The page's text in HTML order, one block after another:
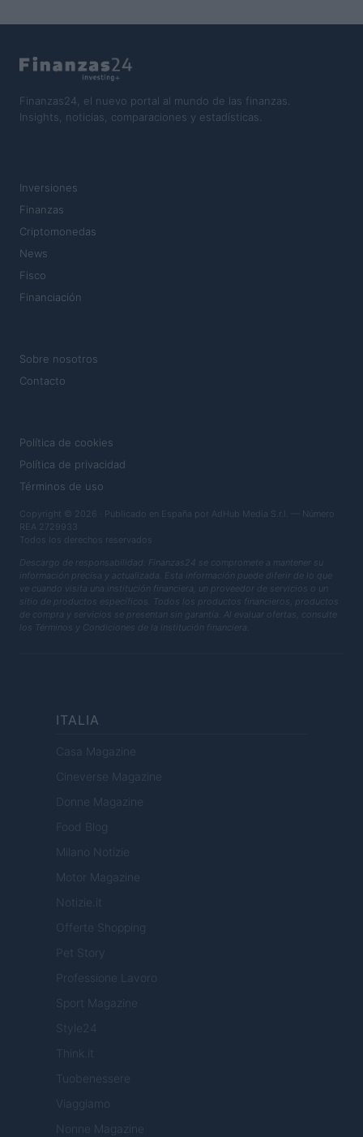
Finanzas24, el nuevo portal al mundo de las finanzas.
Insights, noticias, comparaciones y estadísticas.
Inversiones
Finanzas
Criptomonedas
News
Fisco
Financiación
Sobre nosotros
Contacto
Política de cookies
Política de privacidad
Términos de uso
Copyright © 2026 · Publicado en España por AdHub Media S.r.l. — Número
REA 2729933
Todos los derechos reservados
Descargo de responsabilidad: Finanzas24 se compromete a mantener su
información precisa y actualizada. Esta información puede diferir de lo que
ve cuando visita una institución financiera, un proveedor de servicios o un
sitio de productos específicos. Todos los productos financieros, productos
de compra y servicios se presentan sin garantía. Al evaluar ofertas, consulte
los Términos y Condiciones de la institución financiera.
ITALIA
Casa Magazine
Cineverse Magazine
Donne Magazine
Food Blog
Milano Notizie
Motor Magazine
Notizie.it
Offerte Shopping
Pet Story
Professione Lavoro
Sport Magazine
Style24
Think.it
Tuobenessere
Viaggiamo
Nonne Magazine